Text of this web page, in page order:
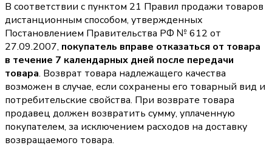
В соответствии с пунктом 21 Правил продажи товаров
дистанционным способом, утвержденных
Постановлением Правительства РФ № 612 от
27.09.2007, покупатель вправе отказаться от товара
в течение 7 календарных дней после передачи
товара. Возврат товара надлежащего качества
возможен в случае, если сохранены его товарный вид и
потребительские свойства. При возврате товара
продавец должен возвратить сумму, уплаченную
покупателем, за исключением расходов на доставку
возвращаемого товара.